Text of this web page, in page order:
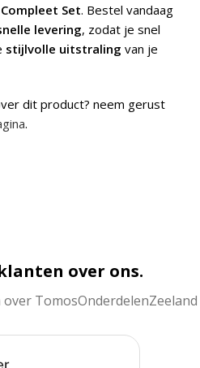
Set. Bestel vandaag
levering, zodat je snel
stijlvolle uitstraling van je
dit product? neem gerust
.
over ons.
TomosOnderdelenZeeland